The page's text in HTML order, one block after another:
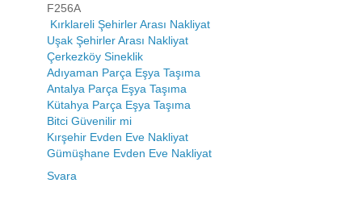
F256A
Kırklareli Şehirler Arası Nakliyat
Uşak Şehirler Arası Nakliyat
Çerkezköy Sineklik
Adıyaman Parça Eşya Taşıma
Antalya Parça Eşya Taşıma
Kütahya Parça Eşya Taşıma
Bitci Güvenilir mi
Kırşehir Evden Eve Nakliyat
Gümüşhane Evden Eve Nakliyat
Svara